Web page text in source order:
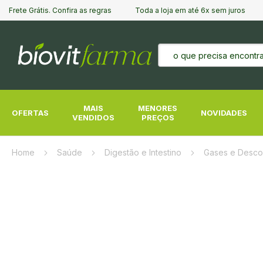
Frete Grátis. Confira as regras Toda a loja em até 6x sem juros
Pesquisa
OFERTAS
MAIS
VENDIDOS
MENORES
PREÇOS
NOVIDADES
Home Saúde Digestão e Intestino Gases e